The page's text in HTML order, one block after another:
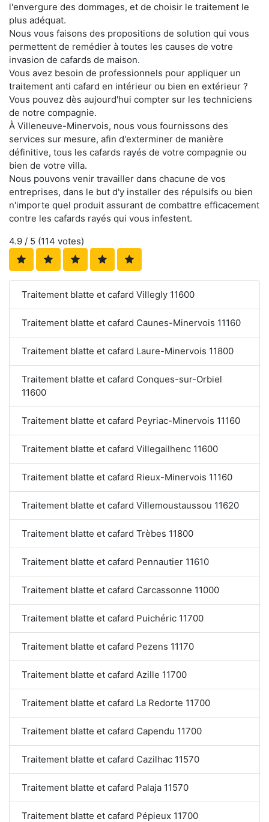
l'envergure des dommages, et de choisir le traitement le
plus adéquat.
Nous vous faisons des propositions de solution qui vous
permettent de remédier à toutes les causes de votre
invasion de cafards de maison.
Vous avez besoin de professionnels pour appliquer un
traitement anti cafard en intérieur ou bien en extérieur ?
Vous pouvez dès aujourd'hui compter sur les techniciens
de notre compagnie.
À Villeneuve-Minervois, nous vous fournissons des
services sur mesure, afin d'exterminer de manière
définitive, tous les cafards rayés de votre compagnie ou
bien de votre villa.
Nous pouvons venir travailler dans chacune de vos
entreprises, dans le but d'y installer des répulsifs ou bien
n'importe quel produit assurant de combattre efficacement
contre les cafards rayés qui vous infestent.
4.9 / 5 (114 votes)
Traitement blatte et cafard Villegly 11600
Traitement blatte et cafard Caunes-Minervois 11160
Traitement blatte et cafard Laure-Minervois 11800
Traitement blatte et cafard Conques-sur-Orbiel
11600
Traitement blatte et cafard Peyriac-Minervois 11160
Traitement blatte et cafard Villegailhenc 11600
Traitement blatte et cafard Rieux-Minervois 11160
Traitement blatte et cafard Villemoustaussou 11620
Traitement blatte et cafard Trèbes 11800
Traitement blatte et cafard Pennautier 11610
Traitement blatte et cafard Carcassonne 11000
Traitement blatte et cafard Puichéric 11700
Traitement blatte et cafard Pezens 11170
Traitement blatte et cafard Azille 11700
Traitement blatte et cafard La Redorte 11700
Traitement blatte et cafard Capendu 11700
Traitement blatte et cafard Cazilhac 11570
Traitement blatte et cafard Palaja 11570
Traitement blatte et cafard Pépieux 11700